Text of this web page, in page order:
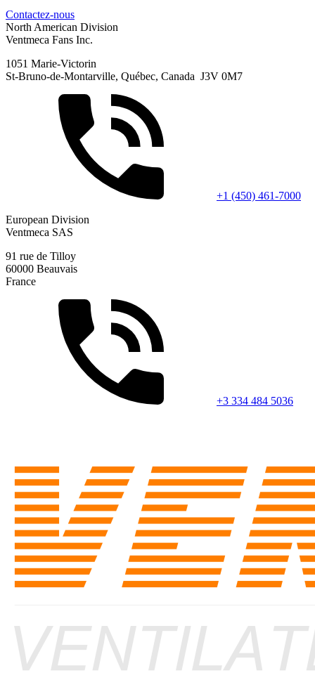
Contactez-nous
North American Division
Ventmeca Fans Inc.
1051 Marie-Victorin
St-Bruno-de-Montarville, Québec, Canada J3V 0M7
+1 (450) 461-7000
European Division
Ventmeca SAS
91 rue de Tilloy
60000 Beauvais
France
+3 334 484 5036